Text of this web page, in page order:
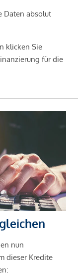
Daten absolut
klicken Sie
für die
nun
dieser Kredite